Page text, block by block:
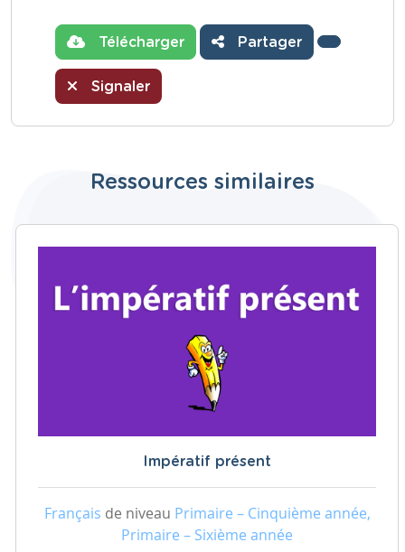
Télécharger Partager
Signaler
Ressources similaires
Impératif présent
Français de niveau Primaire – Cinquième année,
Primaire – Sixième année